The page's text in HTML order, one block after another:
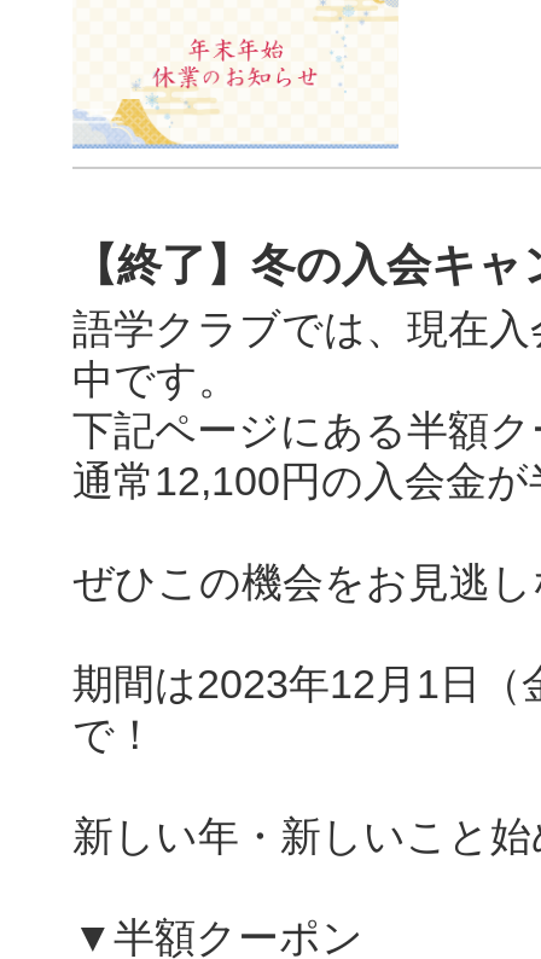
【終了】冬の入会キ
語学クラブでは、現在
中です。
下記ページにある半額
通常12,100円の入会金
ぜひこの機会をお見逃
期間は2023年12月1日（
で！
新しい年・新しいこと
▼半額クーポン